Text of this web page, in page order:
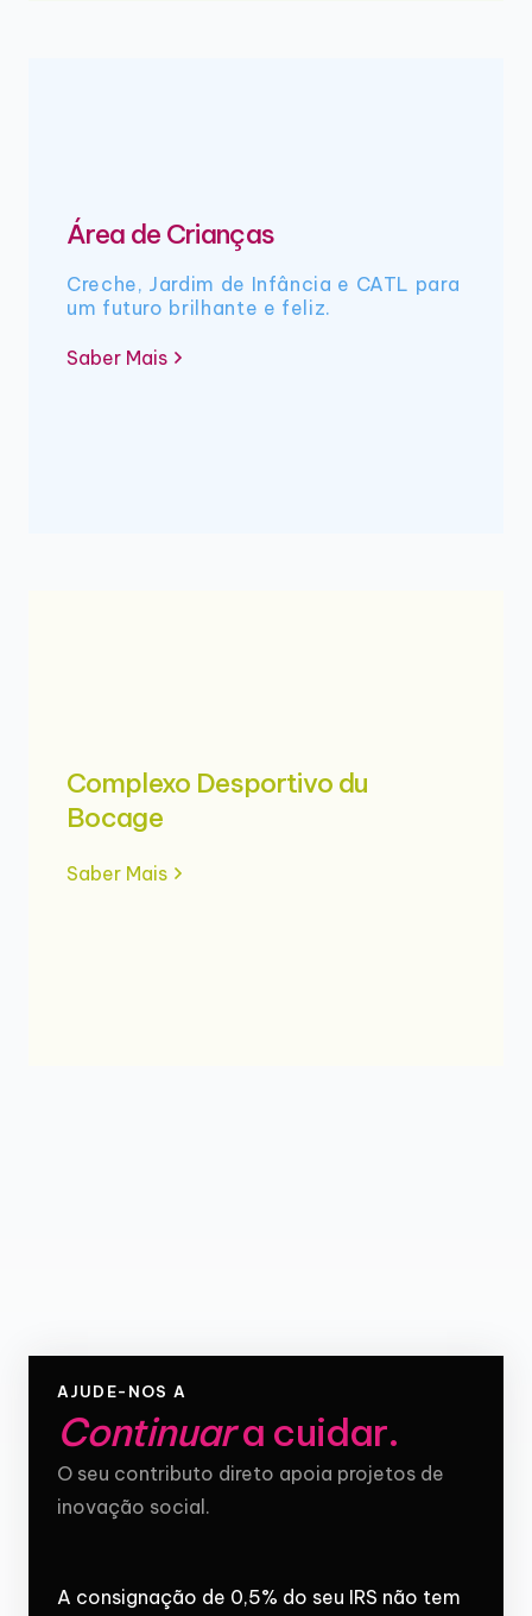
Área de Crianças
Creche, Jardim de Infância e CATL para
um futuro brilhante e feliz.
Saber Mais
Complexo Desportivo du
Bocage
Saber Mais
AJUDE-NOS A
Continuara cuidar.
O seu contributo direto apoia projetos de
inovação social.
A consignação de 0,5% do seu IRS não tem